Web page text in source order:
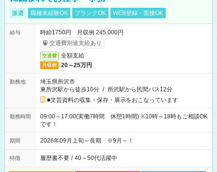
派遣 職種未経験OK ブランクOK WEB登録・面接OK
給与
時給1750円 月収例 245,000円
交通費別途支給あり
交通費 全額支給
月収例 20～25万円
勤務地
埼玉県所沢市
東所沢駅から徒歩10分 / 所沢駅から民間バス12分
■文芸資料の収集・保存・展示をおこなっています
勤務時間
09:00～17:00(実働7時間 休憩1時間) ※10時～18時もご相談OK
です！
期間 2026年09月上旬～長期 ※9月～！
特徴 履歴書不要 / 40～50代活躍中